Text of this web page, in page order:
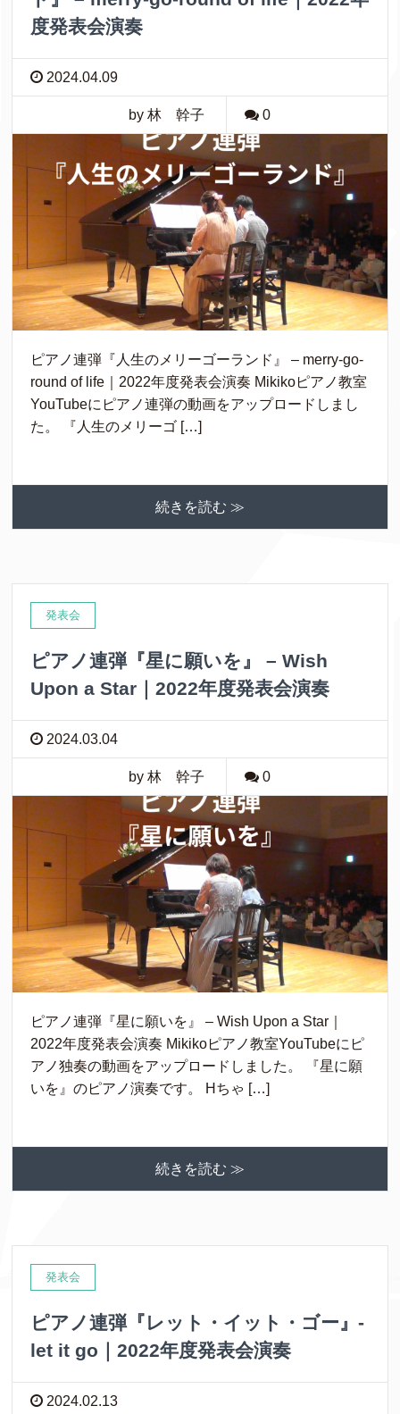
度発表会演奏
2024.04.09
by 林 幹子 0
ピアノ連弾『人生のメリーゴーランド』 – merry-go-
round of life｜2022年度発表会演奏 Mikikoピアノ教室
YouTubeにピアノ連弾の動画をアップロードしまし
た。 『人生のメリーゴ […]
続きを読む ≫
発表会
ピアノ連弾『星に願いを』 – Wish
Upon a Star｜2022年度発表会演奏
2024.03.04
by 林 幹子 0
ピアノ連弾『星に願いを』 – Wish Upon a Star｜
2022年度発表会演奏 Mikikoピアノ教室YouTubeにピ
アノ独奏の動画をアップロードしました。 『星に願
いを』のピアノ演奏です。 Hちゃ […]
続きを読む ≫
発表会
ピアノ連弾『レット・イット・ゴー』-
let it go｜2022年度発表会演奏
2024.02.13